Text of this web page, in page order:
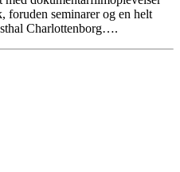
foruden seminarer og en helt
Charlottenborg….